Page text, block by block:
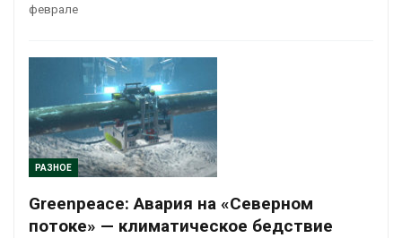
феврале
РАЗНОЕ
Greenpeace: Авария на «Северном
потоке» — климатическое бедствие